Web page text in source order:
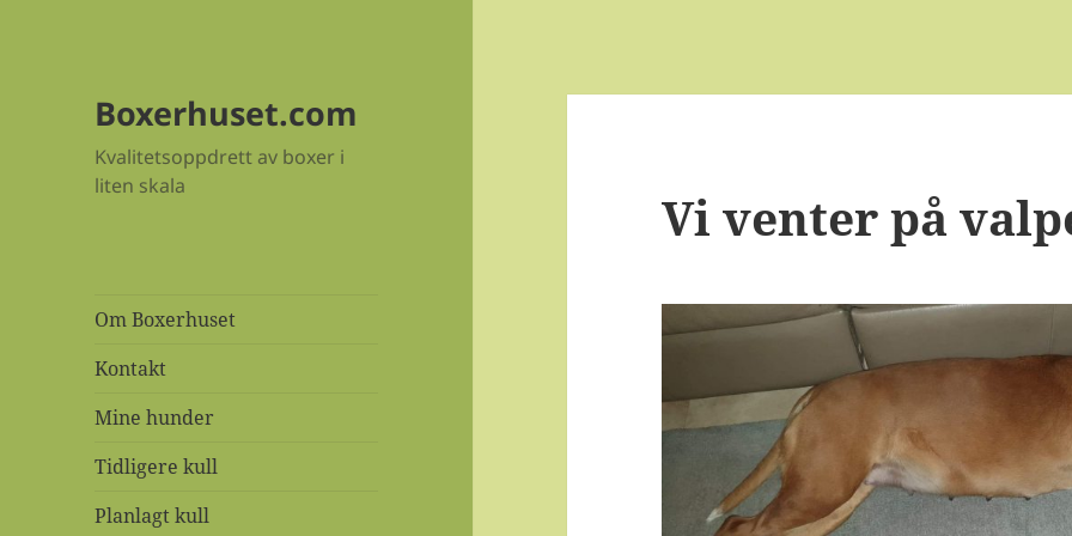
Boxerhuset.com
Kvalitetsoppdrett av boxer i
liten skala
Om Boxerhuset
Kontakt
Mine hunder
Tidligere kull
Planlagt kull
Vi venter på